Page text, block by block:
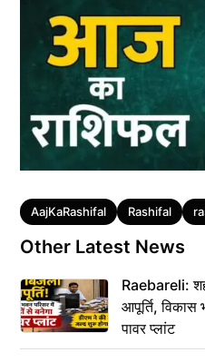
Tags
AajKaRashifal Rashifal
Other Latest News
Raebareli:
आपूर्ति, विकास
पावर प्लांट